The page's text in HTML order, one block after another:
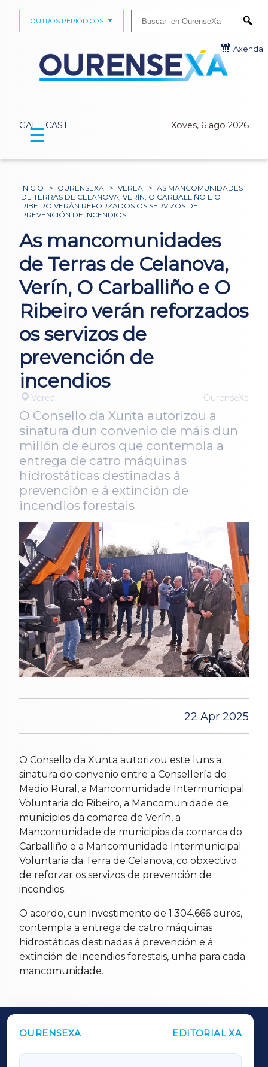
GAL CAST Xoves, 6 ago 2026
OUTROS PERIÓDICOS
Axenda
☰
INICIO > OURENSEXA > VEREA > AS MANCOMUNIDADES
DE TERRAS DE CELANOVA, VERÍN, O CARBALLIÑO E O
RIBEIRO VERÁN REFORZADOS OS SERVIZOS DE
PREVENCIÓN DE INCENDIOS
As mancomunidades
de Terras de Celanova,
Verín, O Carballiño e O
Ribeiro verán reforzados
os servizos de
prevención de
incendios
Verea OurenseXa
O Consello da Xunta autorizou a
sinatura dun convenio de máis dun
millón de euros que contempla a
entrega de catro máquinas
hidrostáticas destinadas á
prevención e á extinción de
incendios forestais
22 Apr 2025
O Consello da Xunta autorizou este luns a
sinatura do convenio entre a Consellería do
Medio Rural, a Mancomunidade Intermunicipal
Voluntaria do Ribeiro, a Mancomunidade de
municipios da comarca de Verín, a
Mancomunidade de municipios da comarca do
Carballiño e a Mancomunidade Intermunicipal
Voluntaria da Terra de Celanova, co obxectivo
de reforzar os servizos de prevención de
incendios.
O acordo, cun investimento de 1.304.666 euros,
contempla a entrega de catro máquinas
hidrostáticas destinadas á prevención e á
extinción de incendios forestais, unha para cada
mancomunidade.
OURENSEXA EDITORIAL XA
OUTROS PERIÓDICOS